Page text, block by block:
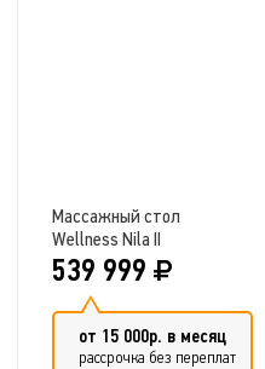
Массажный стол
Wellness Nila II
539 999
от 15 000р. в месяц
рассрочка без переплат